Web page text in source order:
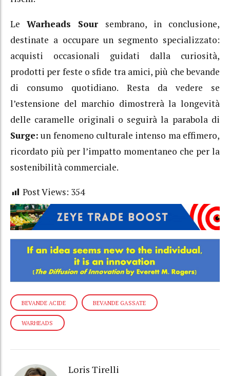
LeWarheads Sour sembrano, in conclusione,
destinate a occupare un segmento specializzato:
acquisti occasionali guidati dalla curiosità,
prodotti per feste o sfide tra amici, più che bevande
di consumo quotidiano. Resta da vedere se
l’estensione del marchio dimostrerà la longevità
delle caramelle originali o seguirà la parabola di
Surge: un fenomeno culturale intenso ma effimero,
ricordato più per l’impatto momentaneo che per la
sostenibilità commerciale.
Post Views: 354
BEVANDE ACIDE BEVANDE GASSATE
WARHEADS
Loris Tirelli